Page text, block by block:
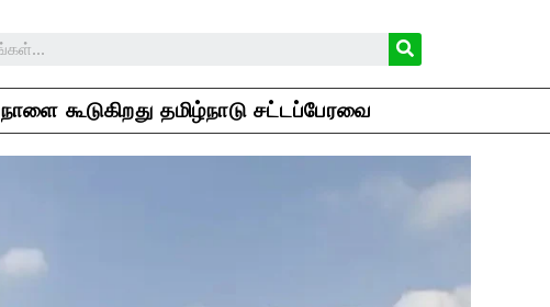
நாளை கூடுகிறது தமிழ்நாடு சட்டப்பேரவை